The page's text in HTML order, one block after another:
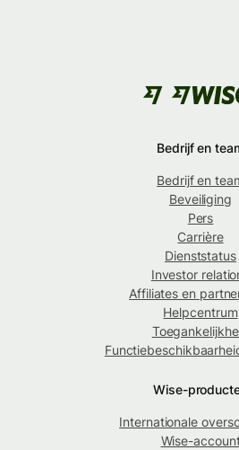
Bedrijf en
Bedrijf en
Beveiliging
Pers
Carrière
Dienststatus
Investor
Affiliates en
Helpcentrum
Wise-
Internationale
Wise-